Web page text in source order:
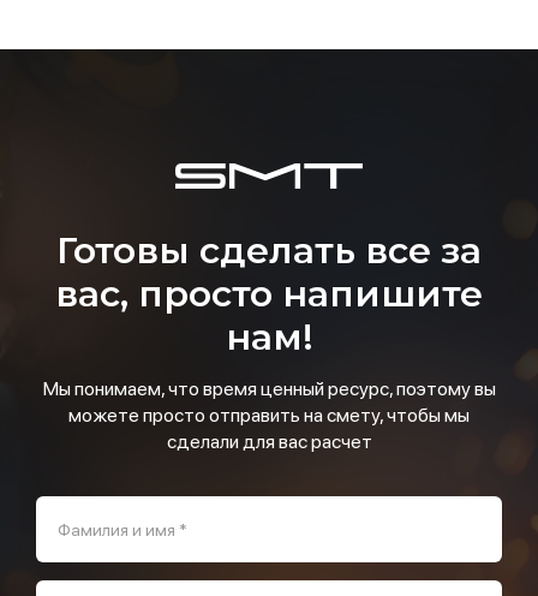
Готовы сделать все за
вас, просто напишите
нам!
Мы понимаем, что время ценный ресурс, поэтому вы
можете просто отправить на смету, чтобы мы
сделали для вас расчет
Фамилия и имя *